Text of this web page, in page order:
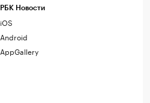
РБК Новости
iOS
Android
AppGallery